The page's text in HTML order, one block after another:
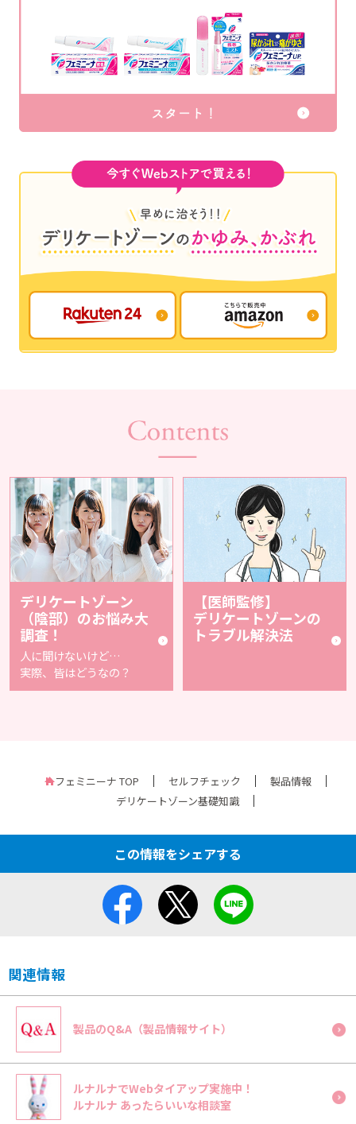
デリケートゾーン
（陰部）のお悩み大
調査！
人に聞けないけど…
実際、皆はどうなの？
【医師監修】
デリケートゾーンの
トラブル解決法
この情報をシェアする
フェミニーナ TOP セルフチェック
製品情報
デリケートゾーン基礎知識
関連情報
製品のQ&A（製品情報サイト）
ルナルナでWebタイアップ実施中！
ルナルナ あったらいいな相談室